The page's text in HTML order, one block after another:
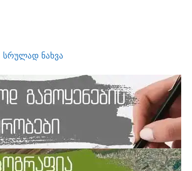
ᲡᲠᲣᲚᲐᲓ ᲜᲐᲮᲕᲐ